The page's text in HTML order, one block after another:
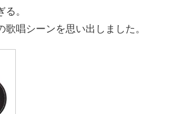
。
歌唱シーンを思い出しました。